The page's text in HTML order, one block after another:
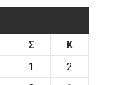
Σ
Κ
1
2